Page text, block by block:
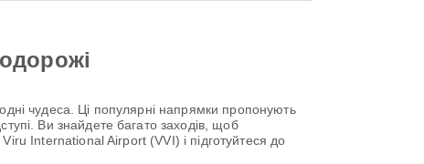
чудеса. Ці популярні напрямки пропонують
Ви знайдете багато заходів, щоб
International Airport (VVI) і підготуйтеся до